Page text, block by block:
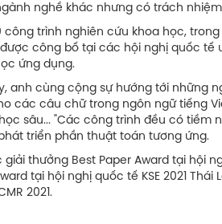
nghề khác nhưng có trách
công trình nghiên cứu khoa học,
công bố tại các hội nghị quốc tế
ứng dụng.
anh cùng cộng sự hướng tới những
các câu chữ trong ngôn ngữ tiếng
sâu... "Các công trình đều có tiềm
triển phần thuật toán tương ứng.
thưởng Best Paper Award tại hội
tại hội nghị quốc tế KSE 2021
2021.